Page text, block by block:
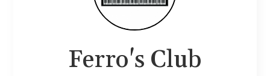
Ferro's Club